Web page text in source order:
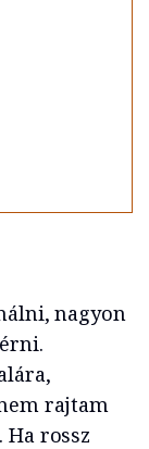
nagyon
rajtam
rossz